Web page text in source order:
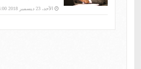
الأحد، 23 ديسمبر 2018 06:00 م